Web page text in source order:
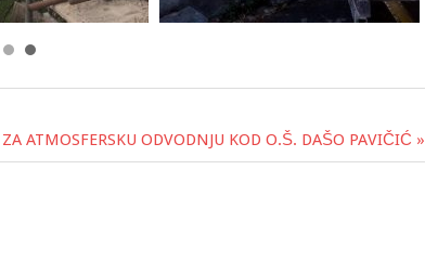
ATMOSFERSKU ODVODNJU KOD O.Š. DAŠO PAVIČIĆ »